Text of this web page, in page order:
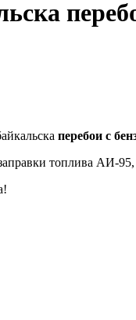
перебои с
топлива АИ-95,